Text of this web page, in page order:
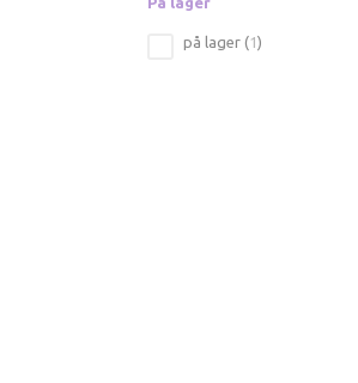
på lager (1)